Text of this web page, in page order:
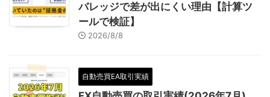
バレッジで差が出にくい理由【計算ツ
ールで検証】
2026/8/8
自動売買EA取引実績